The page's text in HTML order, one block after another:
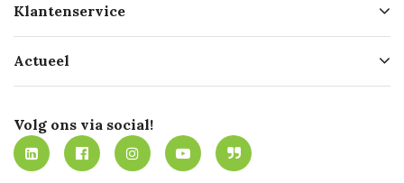
Geschiedenis
Missie
Certificering
Werken bij Carel Lurvink
MVO
Klantenservice
Bezorgen
Mijn Carel Lurvink
Mijn Carel Lurvink instructievideo's
Carel Lurvink App
Actueel
Innovation LAB
Tevreden klanten
Carel Lurvink Blog
Volg ons via social!